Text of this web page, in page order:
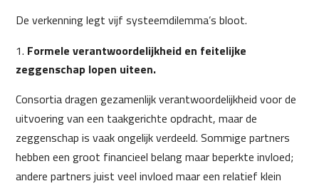
De verkenning legt vijf systeemdilemma’s bloot.
Formele verantwoordelijkheid en feitelijke
zeggenschap lopen uiteen.
Consortia dragen gezamenlijk verantwoordelijkheid voor de
uitvoering van een taakgerichte opdracht, maar de
zeggenschap is vaak ongelijk verdeeld. Sommige partners
hebben een groot financieel belang maar beperkte invloed;
andere partners juist veel invloed maar een relatief klein